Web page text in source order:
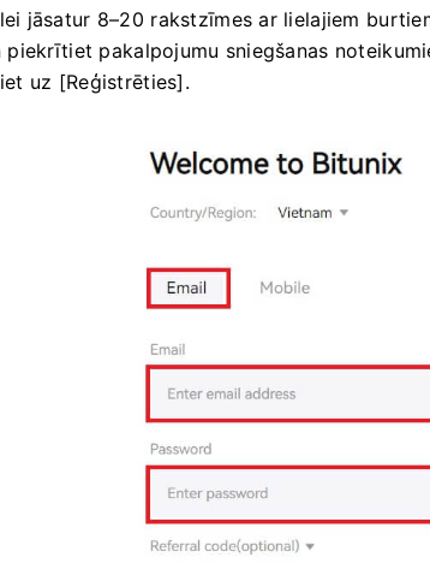
jāsatur 8–20 rakstzīmes ar lielajiem
piekrītiet pakalpojumu sniegšanas
uz [Reģistrēties].